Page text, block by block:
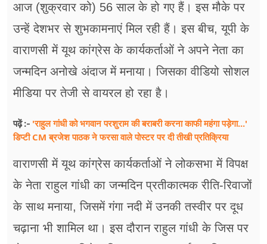
आज (शुक्रवार को) 56 साल के हो गए हैं। इस मौके पर
उन्हें देशभर से शुभकामनाएं मिल रही हैं। इस बीच, यूपी के
वाराणसी में यूथ कांग्रेस के कार्यकर्ताओं ने अपने नेता का
जन्मदिन अनोखे अंदाज में मनाया। जिसका वीडियो सोशल
मीडिया पर तेजी से वायरल हो रहा है।
पढ़ें :- 'राहुल गांधी को भगवान परशुराम की बराबरी करना काफी महंगा पड़ेगा...'
डिप्टी CM ब्रजेश पाठक ने फरसा वाले पोस्टर पर दी तीखी प्रतिक्रिया
वाराणसी में यूथ कांग्रेस कार्यकर्ताओं ने लोकसभा में विपक्ष
के नेता राहुल गांधी का जन्मदिन प्रतीकात्मक रीति-रिवाजों
के साथ मनाया, जिसमें गंगा नदी में उनकी तस्वीर पर दूध
चढ़ाना भी शामिल था। इस दौरान राहुल गांधी के जिस पर